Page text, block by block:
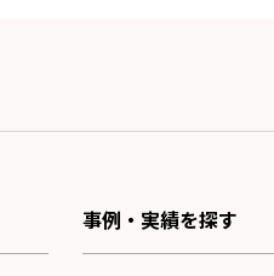
事例・実績を探す